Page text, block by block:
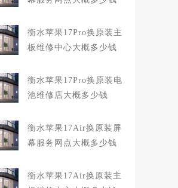
衡水苹果17Pro换原装主
板维修中心大概多少钱
衡水苹果17Pro换原装电
池维修店大概多少钱
衡水苹果17Air换原装屏
幕服务网点大概多少钱
衡水苹果17Air换原装主